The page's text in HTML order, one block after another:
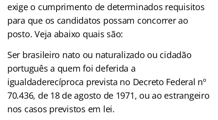
exige o cumprimento de determinados requisitos
para que os candidatos possam concorrer ao
posto. Veja abaixo quais são:
Ser brasileiro nato ou naturalizado ou cidadão
português a quem foi deferida a
igualdaderecíproca prevista no Decreto Federal nº
70.436, de 18 de agosto de 1971, ou ao estrangeiro
nos casos previstos em lei.